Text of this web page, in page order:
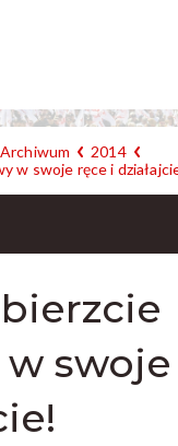
Archiwum
2014
w swoje ręce i